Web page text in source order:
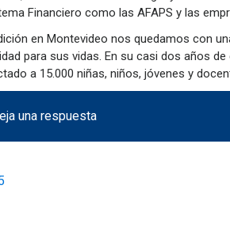
Financiero como las AFAPS y las
en Montevideo nos quedamos con
para sus vidas. En su casi dos años
a 15.000 niñas, niños, jóvenes y
una respuesta